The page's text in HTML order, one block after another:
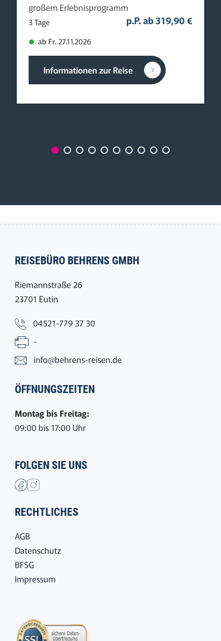
großem Erlebnisprogramm
3 Tage
ab Fr. 27.11.2026
p.P. ab 319,90 €
Informationen zur Reise
REISEBÜRO BEHRENS GMBH
Riemannstraße 26
23701 Eutin
04521-779 37 30
-
info@behrens-reisen.de
ÖFFNUNGSZEITEN
Montag bis Freitag:
09:00 bis 17:00 Uhr
FOLGEN SIE UNS
RECHTLICHES
AGB
Datenschutz
BFSG
Impressum